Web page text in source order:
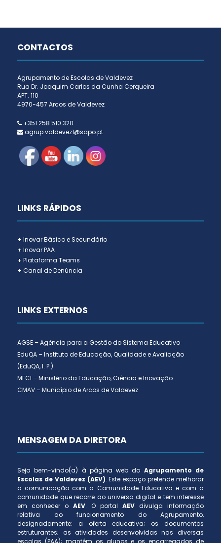
CONTACTOS
Agrupamento de Escolas de Valdevez
Rua Dr. Joaquim Carlos da Cunha Cerqueira
APT. 110
4970-457 Arcos de Valdevez
+351 258 510 320
agrup.valdevez1@sapo.pt
LINKS RÁPIDOS
+ Inovar Básico e Secundário
+ Inovar PAA
+ Plataforma Teams
+ Canal de Denúncia
LINKS EXTERNOS
AGSE – Agência para a Gestão do Sistema Educativo
EduQA – Instituto de Educação, Qualidade e Avaliação
(EduQA, I. P.)
MECI – Ministério da Educação, Ciência e Inovação
CMAV – Município de Arcos de Valdevez
MENSAGEM DA DIRETORA
Seja bem-vindo(a) à página web do Agrupamento de
Escolas de Valdevez (AEV). Este espaço pretende melhorar
a comunicação com a Comunidade Educativa e com a
comunidade que recorre ao universo digital e tem interesse
em conhecer o AEV. O portal AEV divulga informação
relativa ao funcionamento do Agrupamento,
designadamente: a oferta educativa; os documentos
estruturantes; as atividades desenvolvidas nas diversas
escolas (PAA); mantém os alunos e os encarregados de